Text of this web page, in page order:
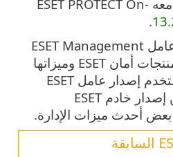
Management متوافق معه ESET PROTECT On-
.
نوصي باستخدام أحدث عامل ESET Management
لإدارة أحدث إصدار من منتجات أمان ESET وميزاتها
بشكل كامل. إذا كنت تستخدم إصدار عامل ESET
Management أقدم من إصدار خادم ESET